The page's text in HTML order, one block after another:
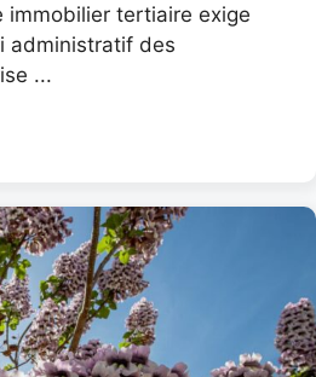
immobilier tertiaire exige
administratif des
...